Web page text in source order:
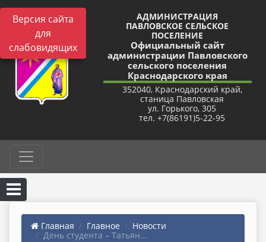
Версия сайта
для
слабовидящих
АДМИНИСТРАЦИЯ
ПАВЛОВСКОЕ СЕЛЬСКОЕ
ПОСЕЛЕНИЕ
Официальный сайт
администрации Павловского
сельского поселения
Краснодарского края
352040, Краснодарский край,
станица Павловская
ул. Горького, 305
тел. +7(86191)5-22-95
Главная Главное
Новости
День студента – Татьян...